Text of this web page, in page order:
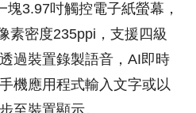
塊3.97吋觸控電子紙螢幕，
素密度235ppi，支援四級
過裝置錄製語音，AI即時
機應用程式輸入文字或以